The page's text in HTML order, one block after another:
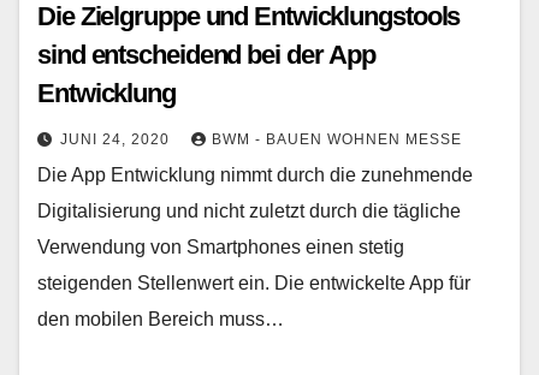
Die Zielgruppe und Entwicklungstools
sind entscheidend bei der App
Entwicklung
JUNI 24, 2020 BWM - BAUEN WOHNEN MESSE
Die App Entwicklung nimmt durch die zunehmende
Digitalisierung und nicht zuletzt durch die tägliche
Verwendung von Smartphones einen stetig
steigenden Stellenwert ein. Die entwickelte App für
den mobilen Bereich muss…